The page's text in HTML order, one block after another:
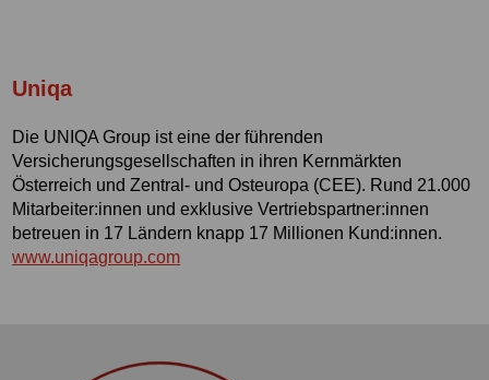
Uniqa
Die UNIQA Group ist eine der führenden
Versicherungsgesellschaften in ihren Kernmärkten
Österreich und Zentral- und Osteuropa (CEE). Rund 21.000
Mitarbeiter:innen und exklusive Vertriebspartner:innen
betreuen in 17 Ländern knapp 17 Millionen Kund:innen.
www.uniqagroup.com